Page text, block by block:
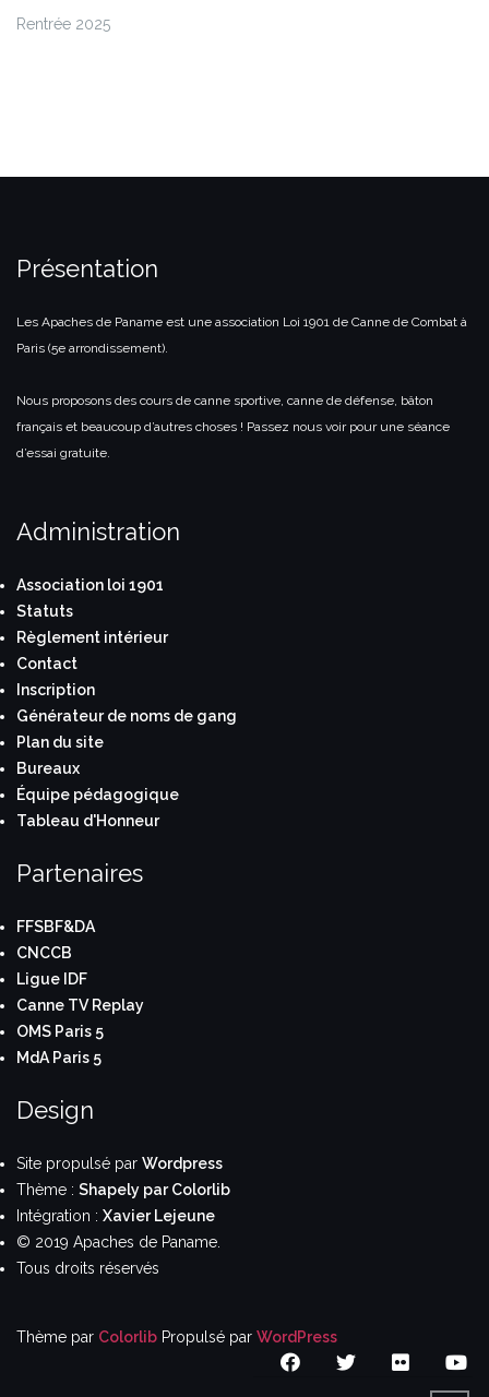
Rentrée 2025
Présentation
Les Apaches de Paname est une association Loi 1901 de Canne de Combat à
Paris (5e arrondissement).
Nous proposons des cours de canne sportive, canne de défense, bâton
français et beaucoup d’autres choses ! Passez nous voir pour une séance
d’essai gratuite.
Administration
Association loi 1901
Statuts
Règlement intérieur
Contact
Inscription
Générateur de noms de gang
Plan du site
Bureaux
Équipe pédagogique
Tableau d'Honneur
Partenaires
FFSBF&DA
CNCCB
Ligue IDF
Canne TV Replay
OMS Paris 5
MdA Paris 5
Design
Site propulsé par Wordpress
Thème : Shapely par Colorlib
Intégration : Xavier Lejeune
© 2019 Apaches de Paname.
Tous droits réservés
Thème par Colorlib Propulsé par WordPress